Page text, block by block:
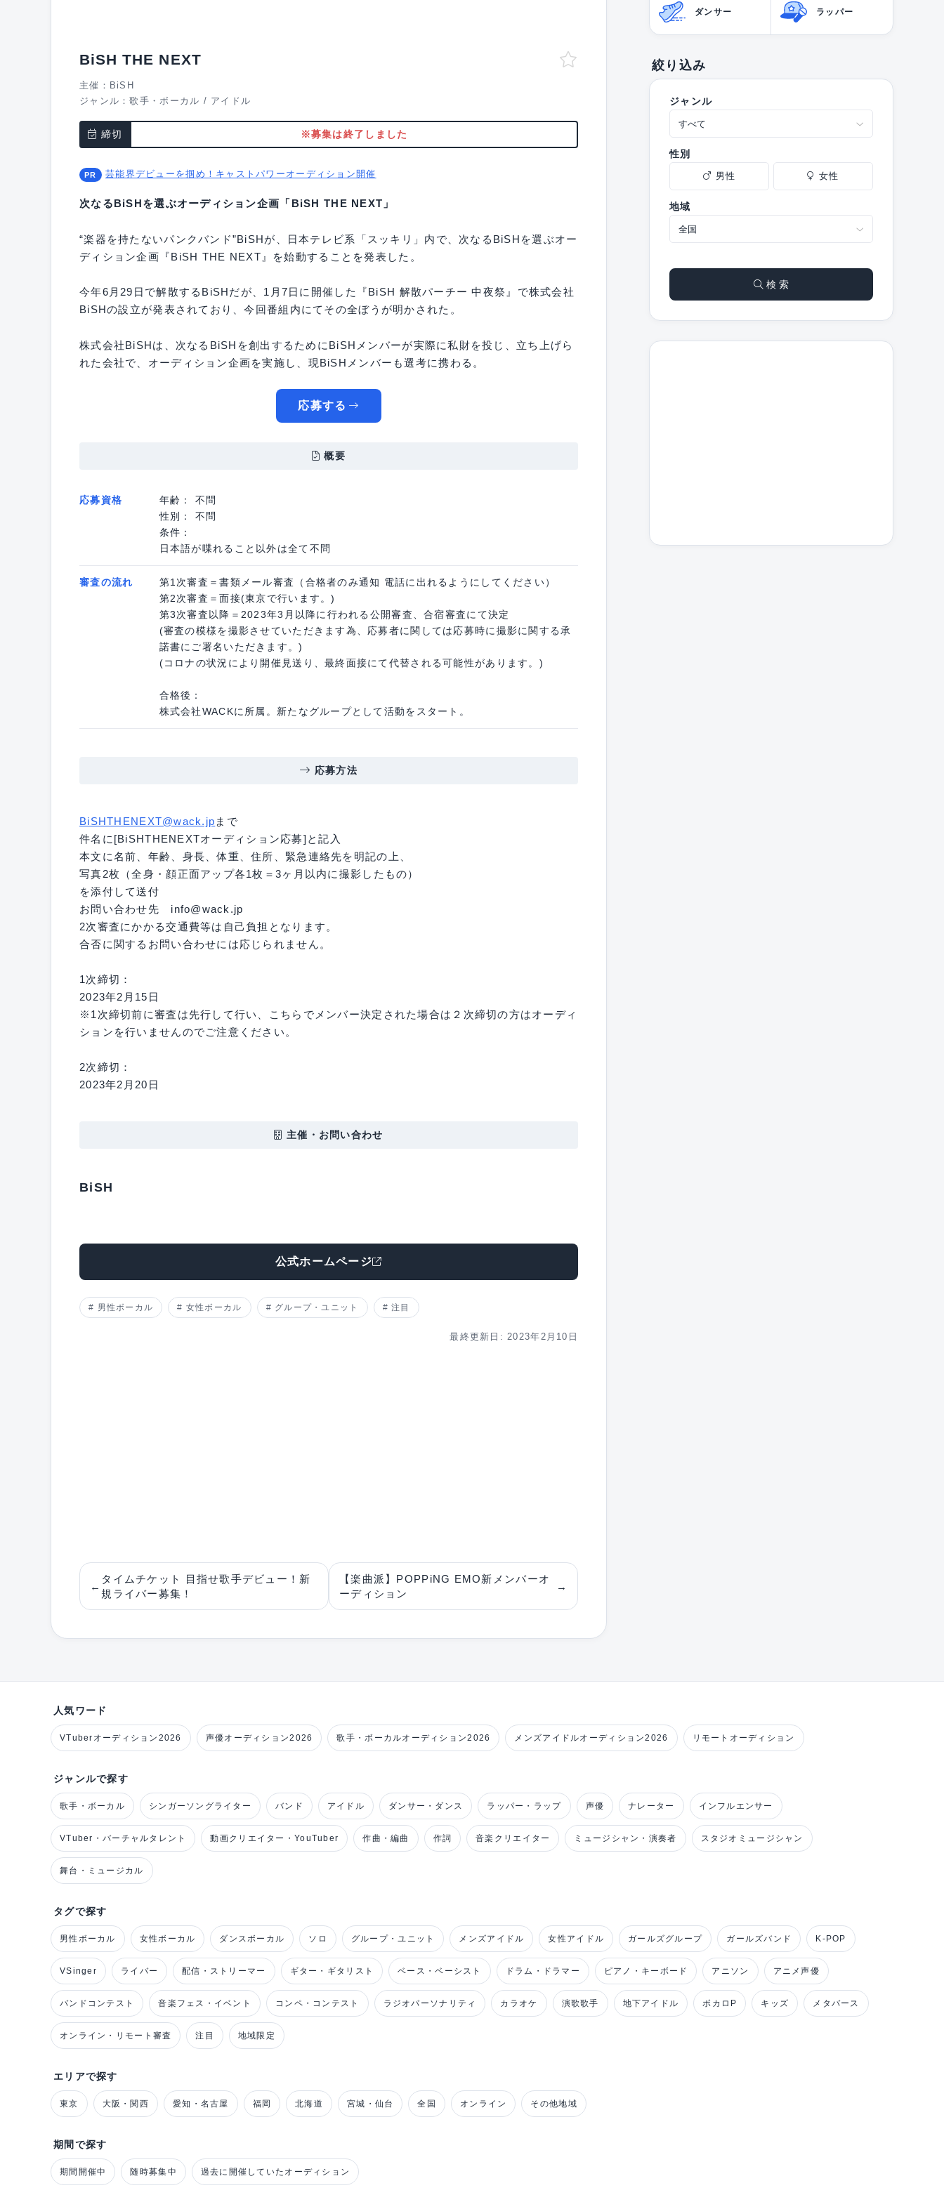
BiSH THE NEXT
主催：BiSH
ジャンル：歌手・ボーカル / アイドル
締切 ※募集は終了しました
芸能界デビューを掴め！キャストパワーオーディション開催
次なるBiSHを選ぶオーディション企画「BiSH THE NEXT」
“楽器を持たないパンクバンド”BiSHが、日本テレビ系「スッキリ」内で、次なるBiSHを選ぶオー
ディション企画『BiSH THE NEXT』を始動することを発表した。
今年6月29日で解散するBiSHだが、1月7日に開催した『BiSH 解散パーチー 中夜祭』で株式会社
BiSHの設立が発表されており、今回番組内にてその全ぼうが明かされた。
株式会社BiSHは、次なるBiSHを創出するためにBiSHメンバーが実際に私財を投じ、立ち上げら
れた会社で、オーディション企画を実施し、現BiSHメンバーも選考に携わる。
応募する
概要
応募資格
年齢： 不問
性別： 不問
条件：
日本語が喋れること以外は全て不問
審査の流れ
第1次審査＝書類メール審査（合格者のみ通知 電話に出れるようにしてください）
第2次審査＝面接(東京で行います。)
第3次審査以降＝2023年3月以降に行われる公開審査、合宿審査にて決定
(審査の模様を撮影させていただきます為、応募者に関しては応募時に撮影に関する承
諾書にご署名いただきます。)
(コロナの状況により開催見送り、最終面接にて代替される可能性があります。)
合格後：
株式会社WACKに所属。新たなグループとして活動をスタート。
応募方法
BiSHTHENEXT@wack.jp まで
件名に[BiSHTHENEXTオーディション応募]と記入
本文に名前、年齢、身長、体重、住所、緊急連絡先を明記の上、
写真2枚（全身・顔正面アップ各1枚＝3ヶ月以内に撮影したもの）
を添付して送付
お問い合わせ先 info@wack.jp
2次審査にかかる交通費等は自己負担となります。
合否に関するお問い合わせには応じられません。
1次締切：
2023年2月15日
※1次締切前に審査は先行して行い、こちらでメンバー決定された場合は２次締切の方はオーディ
ションを行いませんのでご注意ください。
2次締切：
2023年2月20日
主催・お問い合わせ
BiSH
公式ホームページ
男性ボーカル 女性ボーカル グループ・ユニット 注目
最終更新日: 2023年2月10日
←
タイムチケット 目指せ歌手デビュー！新
規ライバー募集！
【楽曲派】POPPiNG EMO新メンバーオ
ーディション
→
ダンサー ラッパー
絞り込み
ジャンル
性別
男性 女性
地域
検 索
人気ワード
VTuberオーディション2026 声優オーディション2026 歌手・ボーカルオーディション2026 メンズアイドルオーディション2026 リモートオーディション
ジャンルで探す
歌手・ボーカル シンガーソングライター バンド アイドル ダンサー・ダンス ラッパー・ラップ 声優 ナレーター インフルエンサー
VTuber・バーチャルタレント 動画クリエイター・YouTuber 作曲・編曲 作詞 音楽クリエイター ミュージシャン・演奏者 スタジオミュージシャン
舞台・ミュージカル
タグで探す
男性ボーカル 女性ボーカル ダンスボーカル ソロ グループ・ユニット メンズアイドル 女性アイドル ガールズグループ ガールズバンド K-POP
VSinger ライバー 配信・ストリーマー ギター・ギタリスト ベース・ベーシスト ドラム・ドラマー ピアノ・キーボード アニソン アニメ声優
バンドコンテスト 音楽フェス・イベント コンペ・コンテスト ラジオパーソナリティ カラオケ 演歌歌手 地下アイドル ボカロP キッズ メタバース
オンライン・リモート審査 注目 地域限定
エリアで探す
東京 大阪・関西 愛知・名古屋 福岡 北海道 宮城・仙台 全国 オンライン その他地域
期間で探す
期間開催中 随時募集中 過去に開催していたオーディション